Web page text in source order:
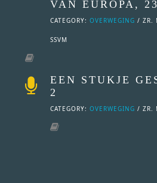
VAN EUROPA,
CATEGORY:OVERWEGING / ZR.
SSVM
EEN STUKJE
2
CATEGORY:OVERWEGING / ZR.